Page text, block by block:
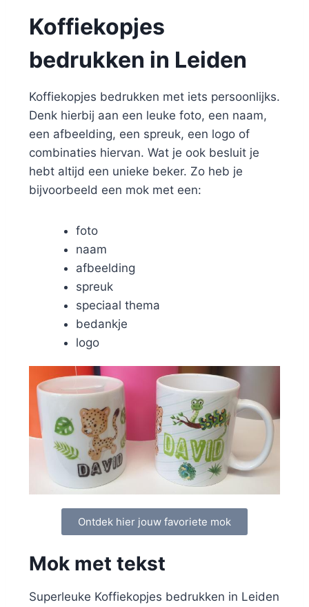
Koffiekopjes
bedrukken in Leiden
Koffiekopjes bedrukken met iets persoonlijks.
Denk hierbij aan een leuke foto, een naam,
een afbeelding, een spreuk, een logo of
combinaties hiervan. Wat je ook besluit je
hebt altijd een unieke beker. Zo heb je
bijvoorbeeld een mok met een:
foto
naam
afbeelding
spreuk
speciaal thema
bedankje
logo
Ontdek hier jouw favoriete mok
Mok met tekst
Superleuke Koffiekopjes bedrukken in Leiden